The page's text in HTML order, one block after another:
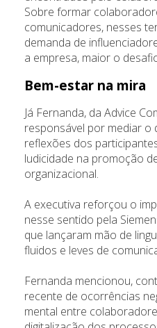
Sobre formar
comunicadores, nesses
demanda de
a empresa, maior o
Bem-estar na mira
Já Fernanda, da Advice
responsável por mediar o
reflexões dos
ludicidade na promoção
organizacional.
A executiva reforçou o
nesse sentido pela
que lançaram mão de
fluidos e leves de
Fernanda mencionou,
recente de ocorrências
mental entre